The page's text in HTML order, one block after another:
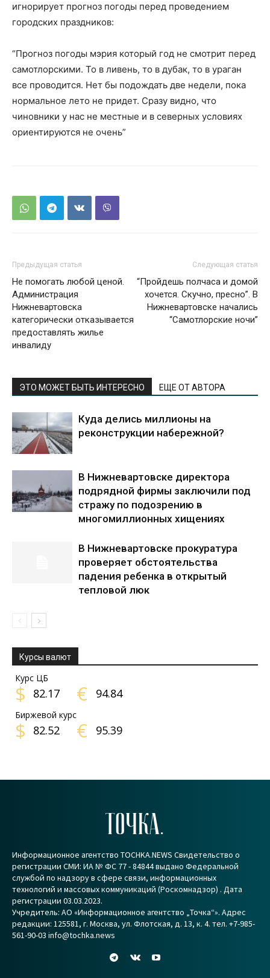
игнорирует прогноз погоды перед проведением
городских праздников:
“Прогноз погоды мэрия который год не смотрит перед
самотлорскими. То в ливень, то в дубак, то в ураган
все проводится. Нет бы подождать две недели, пока
нормальное лето не придет. Сразу видно, что
чиновники у нас не местные и в северных условиях
ориентируются не очень”
Предыдущая статья
Не помогать любой ценой.
Администрация
Нижневартовска
категорически отказывается
предоставлять жилье
инвалиду
Следующая статья
“Пройдешь полчаса и домой
хочется. Скучно, пресно”. В
Нижневартовске начались
“Самотлорские ночи”
ЭТО МОЖЕТ БЫТЬ ИНТЕРЕСНО ЕЩЕ ОТ АВТОРА
Куда делись миллионы на
реконструкции набережной?
В Нижневартовске директора
подрядной фирмы заключили под
стражу по подозрению в
многомиллионных хищениях
В Нижневартовске прокуратура
проверяет обстоятельства
падения ребенка в открытый
тепловой люк
Курсы валют
Курс ЦБ
$ 82.17 € 94.84
Биржевой курс
$ 82.52 € 95.39
ТОЧКА.
Информационное агентство TOCHKA.NEWS Свидетельство о
регистрации СМИ: ИА № ФС 77 - 84844 выдано Федеральной
службой по надзору в сфере связи, информационных
технологий и массовых коммуникаций (Роскомнадзор) . Дата
регистрации 03.03.2023.
Учредитель: АО «Информационное агентство „Точка“». Адрес
редакции: 125581, г. Москва, ул. Флотская, д. 13, к. 4. тел. +7-985-
561-90-03 info@tochka.news